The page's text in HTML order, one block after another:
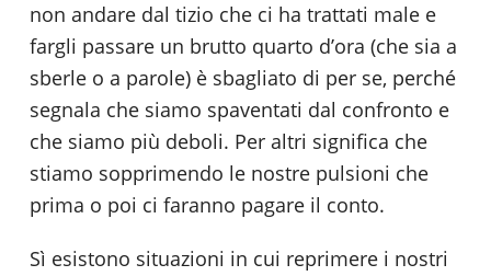
non andare dal tizio che ci ha trattati male e
fargli passare un brutto quarto d’ora (che sia a
sberle o a parole) è sbagliato di per se, perché
segnala che siamo spaventati dal confronto e
che siamo più deboli. Per altri significa che
stiamo sopprimendo le nostre pulsioni che
prima o poi ci faranno pagare il conto.
Sì esistono situazioni in cui reprimere i nostri